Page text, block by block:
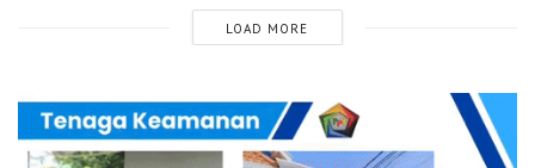
LOAD MORE